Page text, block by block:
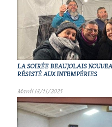
LA SOIRÉE BEAUJOLAIS
RÉSISTÉ AUX INTEMPÉRIES
Mardi 18/11/2025